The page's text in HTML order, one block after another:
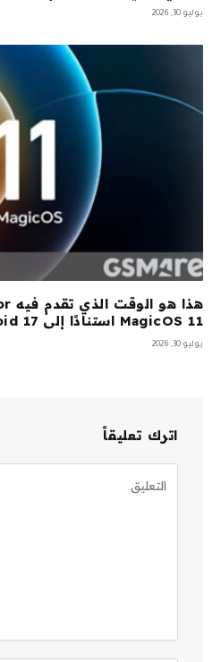
يوليو 30, 2026
MagicOS 11 استنادًا إلى Android 17
يوليو 30, 2026
اترك تعليقاً